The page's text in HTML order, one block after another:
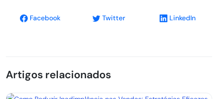
Facebook Twitter LinkedIn
Artigos relacionados